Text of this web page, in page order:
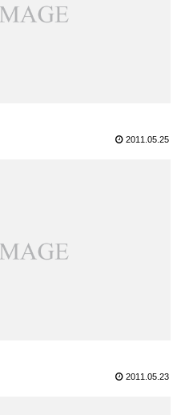
2011.05.25
2011.05.23